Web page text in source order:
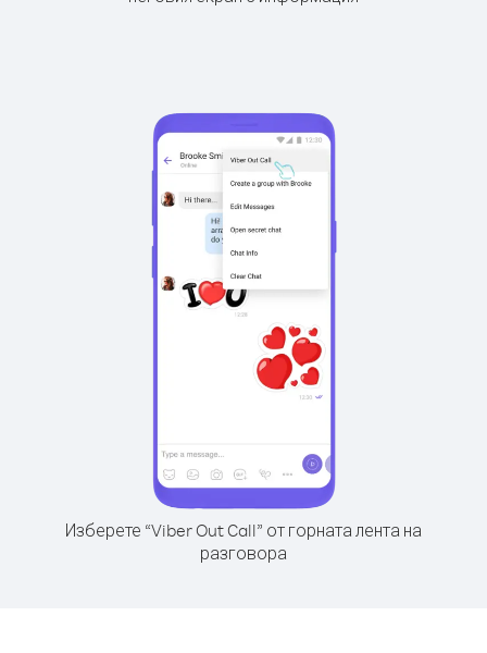
Изберете “Viber Out Call” от горната лента на
разговора